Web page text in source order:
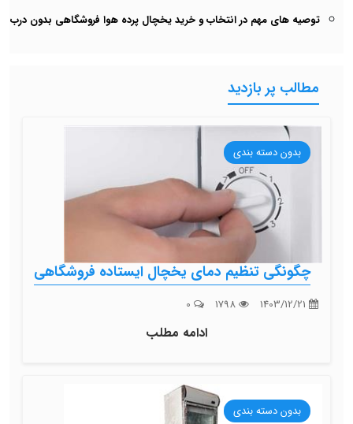
توصیه های مهم در انتخاب و خرید یخچال پرده هوا فروشگاهی بدون درب
مطالب پر بازدید
بدون دسته بندی
چگونگی تنظیم دمای یخچال ایستاده فروشگاهی
ادامه مطلب
بدون دسته بندی